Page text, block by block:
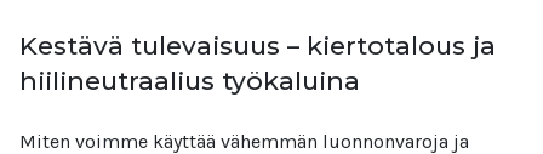
Kestävä tulevaisuus – kiertotalous ja
hiilineutraalius työkaluina
Miten voimme käyttää vähemmän luonnonvaroja ja